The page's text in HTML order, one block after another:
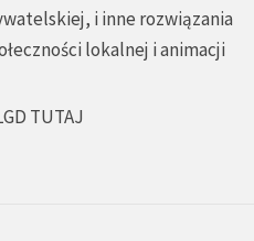
i inne rozwiązania
lokalnej i animacji
TUTAJ